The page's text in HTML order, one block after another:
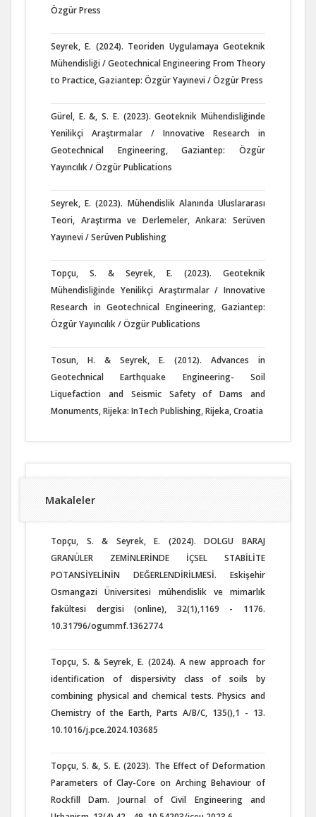
Özgür Press
Seyrek, E. (2024). Teoriden Uygulamaya Geoteknik
Mühendisliği / Geotechnical Engineering From Theory
to Practice, Gaziantep: Özgür Yayınevi / Özgür Press
Gürel, E. &, S. E. (2023). Geoteknik Mühendisliğinde
Yenilikçi Araştırmalar / Innovative Research in
Geotechnical Engineering, Gaziantep: Özgür
Yayıncılık / Özgür Publications
Seyrek, E. (2023). Mühendislik Alanında Uluslararası
Teori, Araştırma ve Derlemeler, Ankara: Serüven
Yayınevi / Serüven Publishing
Topçu, S. & Seyrek, E. (2023). Geoteknik
Mühendisliğinde Yenilikçi Araştırmalar / Innovative
Research in Geotechnical Engineering, Gaziantep:
Özgür Yayıncılık / Özgür Publications
Tosun, H. & Seyrek, E. (2012). Advances in
Geotechnical Earthquake Engineering- Soil
Liquefaction and Seismic Safety of Dams and
Monuments, Rijeka: InTech Publishing, Rijeka, Croatia
Makaleler
Topçu, S. & Seyrek, E. (2024). DOLGU BARAJ
GRANÜLER ZEMİNLERİNDE İÇSEL STABİLİTE
POTANSİYELİNİN DEĞERLENDİRİLMESİ. Eskişehir
Osmangazi Üniversitesi mühendislik ve mimarlık
fakültesi dergisi (online), 32(1),1169 - 1176.
10.31796/ogummf.1362774
Topçu, S. & Seyrek, E. (2024). A new approach for
identification of dispersivity class of soils by
combining physical and chemical tests. Physics and
Chemistry of the Earth, Parts A/B/C, 135(),1 - 13.
10.1016/j.pce.2024.103685
Topçu, S. &, S. E. (2023). The Effect of Deformation
Parameters of Clay-Core on Arching Behaviour of
Rockfill Dam. Journal of Civil Engineering and